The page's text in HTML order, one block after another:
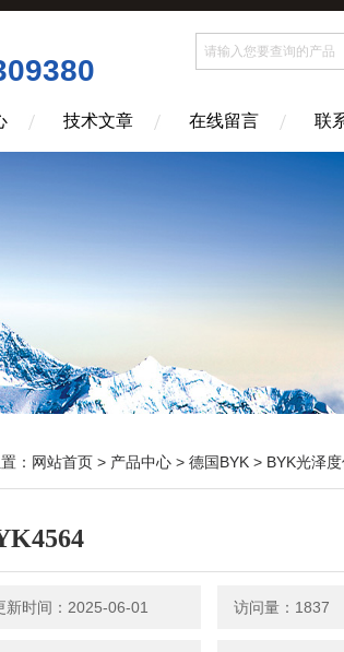
技术文章 在线留言 联
： 网站首页 > 产品中心 > 德国BYK > BYK光泽
新时间：2025-06-01 访问量：1837